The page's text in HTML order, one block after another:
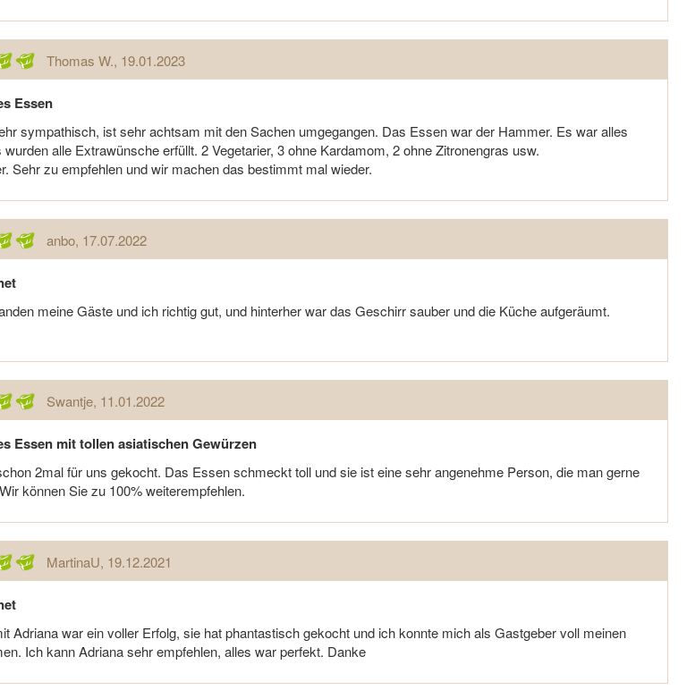
Thomas W., 19.01.2023
Essen
sympathisch, ist sehr achtsam mit den Sachen umgegangen. Das Essen war der Hammer. Es war alles
alle Extrawünsche erfüllt. 2 Vegetarier, 3 ohne Kardamom, 2 ohne Zitronengras usw.
Sehr zu empfehlen und wir machen das bestimmt mal wieder.
anbo, 17.07.2022
meine Gäste und ich richtig gut, und hinterher war das Geschirr sauber und die Küche aufgeräumt.
Swantje, 11.01.2022
Essen mit tollen asiatischen Gewürzen
2mal für uns gekocht. Das Essen schmeckt toll und sie ist eine sehr angenehme Person, die man gerne
können Sie zu 100% weiterempfehlen.
MartinaU, 19.12.2021
Adriana war ein voller Erfolg, sie hat phantastisch gekocht und ich konnte mich als Gastgeber voll meinen
Ich kann Adriana sehr empfehlen, alles war perfekt. Danke